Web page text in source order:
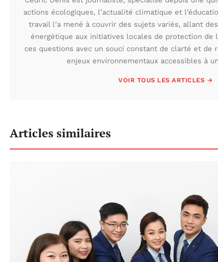
actions écologiques, l’actualité climatique et
travail l’a mené à couvrir des sujets variés, allant
énergétique aux initiatives locales de protection de
ces questions avec un souci constant de clarté et de
enjeux environnementaux accessibles à
VOIR TOUS LES ARTICLES →
Articles similaires